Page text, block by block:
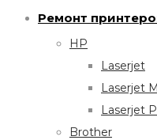
Ремонт
HP
Laserjet
Laserjet
Laserjet
Brother